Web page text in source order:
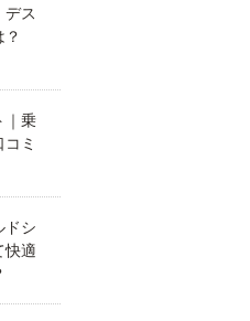
デス
｜乗
ミ
ドシ
快適